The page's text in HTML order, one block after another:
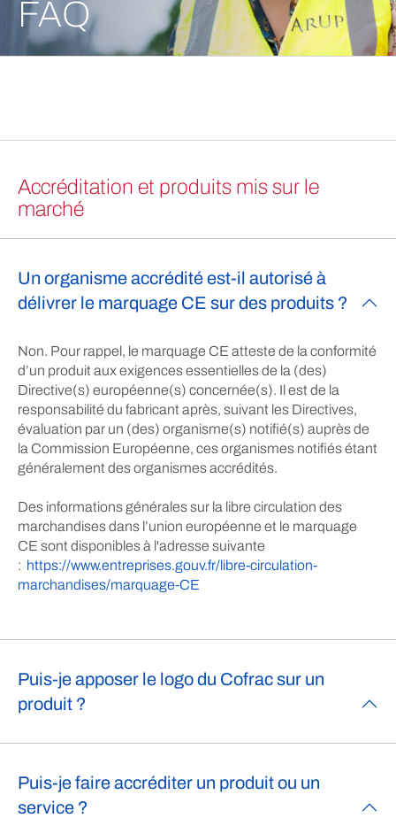
FAQ
Accréditation et produits mis sur le
marché
Un organisme accrédité est-il autorisé à
délivrer le marquage CE sur des produits ?
Non. Pour rappel, le marquage CE atteste de la conformité
d’un produit aux exigences essentielles de la (des)
Directive(s) européenne(s) concernée(s). Il est de la
responsabilité du fabricant après, suivant les Directives,
évaluation par un (des) organisme(s) notifié(s) auprès de
la Commission Européenne, ces organismes notifiés étant
généralement des organismes accrédités.
Des informations générales sur la libre circulation des
marchandises dans l’union européenne et le marquage
CE sont disponibles à l'adresse suivante
: https://www.entreprises.gouv.fr/libre-circulation-
marchandises/marquage-CE
Puis-je apposer le logo du Cofrac sur un
produit ?
Puis-je faire accréditer un produit ou un
service ?